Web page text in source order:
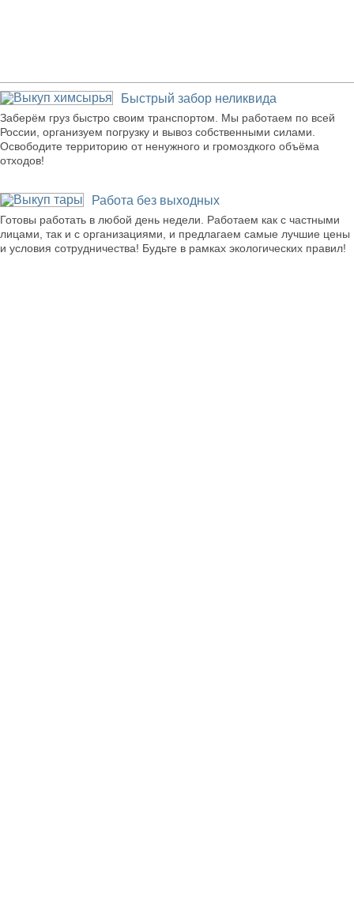
Быстрый забор неликвида
Заберём груз быстро своим транспортом. Мы работаем по всей
России, организуем погрузку и вывоз собственными силами.
Освободите территорию от ненужного и громоздкого объёма
отходов!
Работа без выходных
Готовы работать в любой день недели. Работаем как с частными
лицами, так и с организациями, и предлагаем самые лучшие цены
и условия сотрудничества! Будьте в рамках экологических правил!